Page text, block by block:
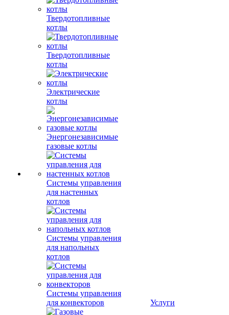
Твердотопливные
котлы
Твердотопливные
котлы
Электрические
котлы
Энергонезависимые
газовые котлы
Системы управления
для настенных
котлов
Системы управления
для напольных
котлов
Системы управления
для конвекторов
Услуги